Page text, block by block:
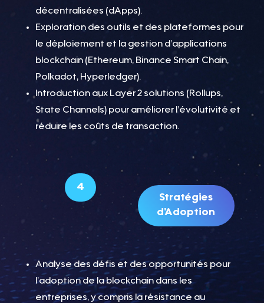
décentralisées (dApps).
Exploration des outils et des plateformes pour
le déploiement et la gestion d’applications
blockchain (Ethereum, Binance Smart Chain,
Polkadot, Hyperledger).
Introduction aux Layer 2 solutions (Rollups,
State Channels) pour améliorer l’évolutivité et
réduire les coûts de transaction.
4
Stratégies
d'Adoption
Analyse des défis et des opportunités pour
l’adoption de la blockchain dans les
entreprises, y compris la résistance au